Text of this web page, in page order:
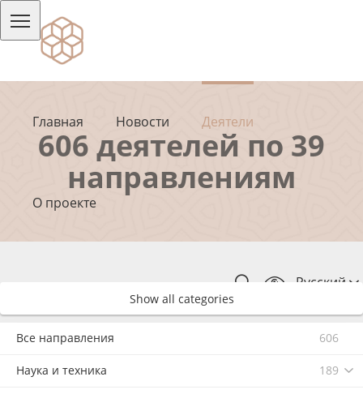
Главная Новости Деятели
О проекте
Русский
606 деятелей по 39
направлениям
Show all categories
Все направления 606
Наука и техника 189